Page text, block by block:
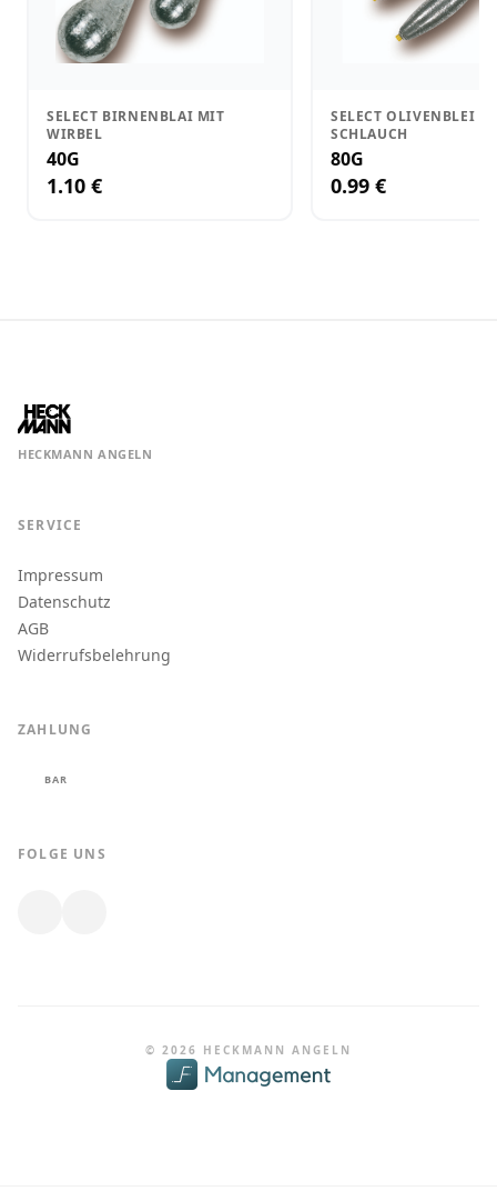
SELECT BIRNENBLAI MIT
WIRBEL
40G
1.10 €
SELECT OLIVENBLEI
SCHLAUCH
80G
0.99 €
HECKMANN ANGELN
SERVICE
Impressum
Datenschutz
AGB
Widerrufsbelehrung
ZAHLUNG
BAR
FOLGE UNS
© 2026 HECKMANN ANGELN